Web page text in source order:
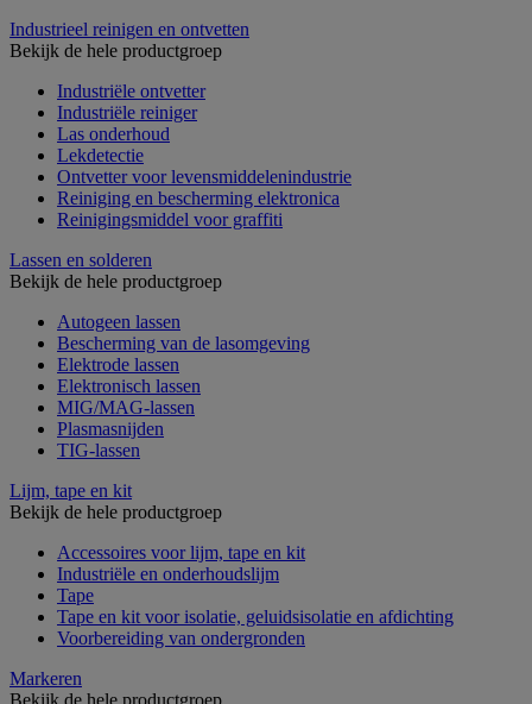
Industrieel reinigen en ontvetten
Bekijk de hele productgroep
Industriële ontvetter
Industriële reiniger
Las onderhoud
Lekdetectie
Ontvetter voor levensmiddelenindustrie
Reiniging en bescherming elektronica
Reinigingsmiddel voor graffiti
Lassen en solderen
Bekijk de hele productgroep
Autogeen lassen
Bescherming van de lasomgeving
Elektrode lassen
Elektronisch lassen
MIG/MAG-lassen
Plasmasnijden
TIG-lassen
Lijm, tape en kit
Bekijk de hele productgroep
Accessoires voor lijm, tape en kit
Industriële en onderhoudslijm
Tape
Tape en kit voor isolatie, geluidsisolatie en afdichting
Voorbereiding van ondergronden
Markeren
Bekijk de hele productgroep